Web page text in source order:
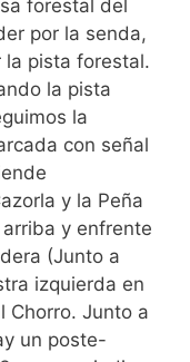
forestal del
por la senda,
la pista forestal.
la pista
la
con señal
y la Peña
y enfrente
(Junto a
izquierda en
Chorro. Junto a
un poste-